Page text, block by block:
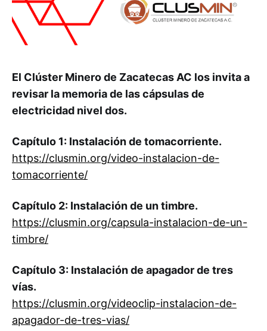
El Clúster Minero de Zacatecas AC los invita a
revisar la memoria de las cápsulas de
electricidad nivel dos.
Capítulo 1: Instalación de tomacorriente.
https://clusmin.org/video-instalacion-de-
tomacorriente/
Capítulo 2: Instalación de un timbre.
https://clusmin.org/capsula-instalacion-de-un-
timbre/
Capítulo 3: Instalación de apagador de tres
vías.
https://clusmin.org/videoclip-instalacion-de-
apagador-de-tres-vias/